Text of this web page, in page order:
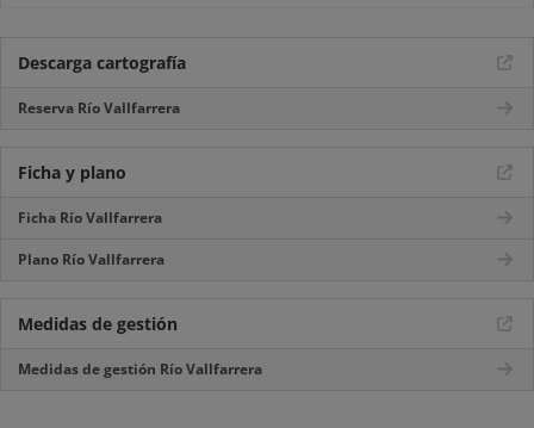
Descarga cartografía
Reserva Río Vallfarrera
Ficha y plano
Ficha Río Vallfarrera
Plano Río Vallfarrera
Medidas de gestión
Medidas de gestión Río Vallfarrera